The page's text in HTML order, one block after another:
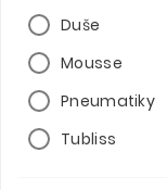
Duše
Mousse
Pneumatiky
Tubliss